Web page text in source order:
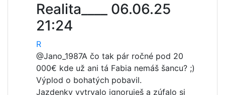
Realita____ 06.06.25
21:24
R
@Jano_1987A čo tak pár ročné pod 20
000€ kde už ani tá Fabia nemáš šancu? ;)
Výplod o bohatých pobavil.
Jazdenky vytrvalo ignoruješ a zúfalo si